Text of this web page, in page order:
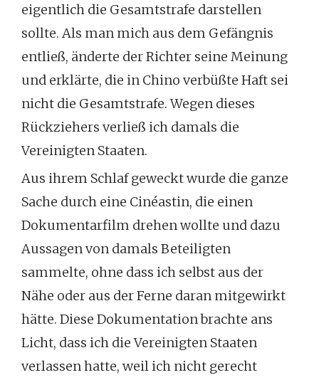
eigentlich die Gesamtstrafe darstellen
sollte. Als man mich aus dem Gefängnis
entließ, änderte der Richter seine Meinung
und erklärte, die in Chino verbüßte Haft sei
nicht die Gesamtstrafe. Wegen dieses
Rückziehers verließ ich damals die
Vereinigten Staaten.
Aus ihrem Schlaf geweckt wurde die ganze
Sache durch eine Cinéastin, die einen
Dokumentarfilm drehen wollte und dazu
Aussagen von damals Beteiligten
sammelte, ohne dass ich selbst aus der
Nähe oder aus der Ferne daran mitgewirkt
hätte. Diese Dokumentation brachte ans
Licht, dass ich die Vereinigten Staaten
verlassen hatte, weil ich nicht gerecht